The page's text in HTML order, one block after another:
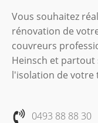
Vous souhaitez
rénovation de
couvreurs
Heinsch et
l'isolation de votre
0493 88 88 30